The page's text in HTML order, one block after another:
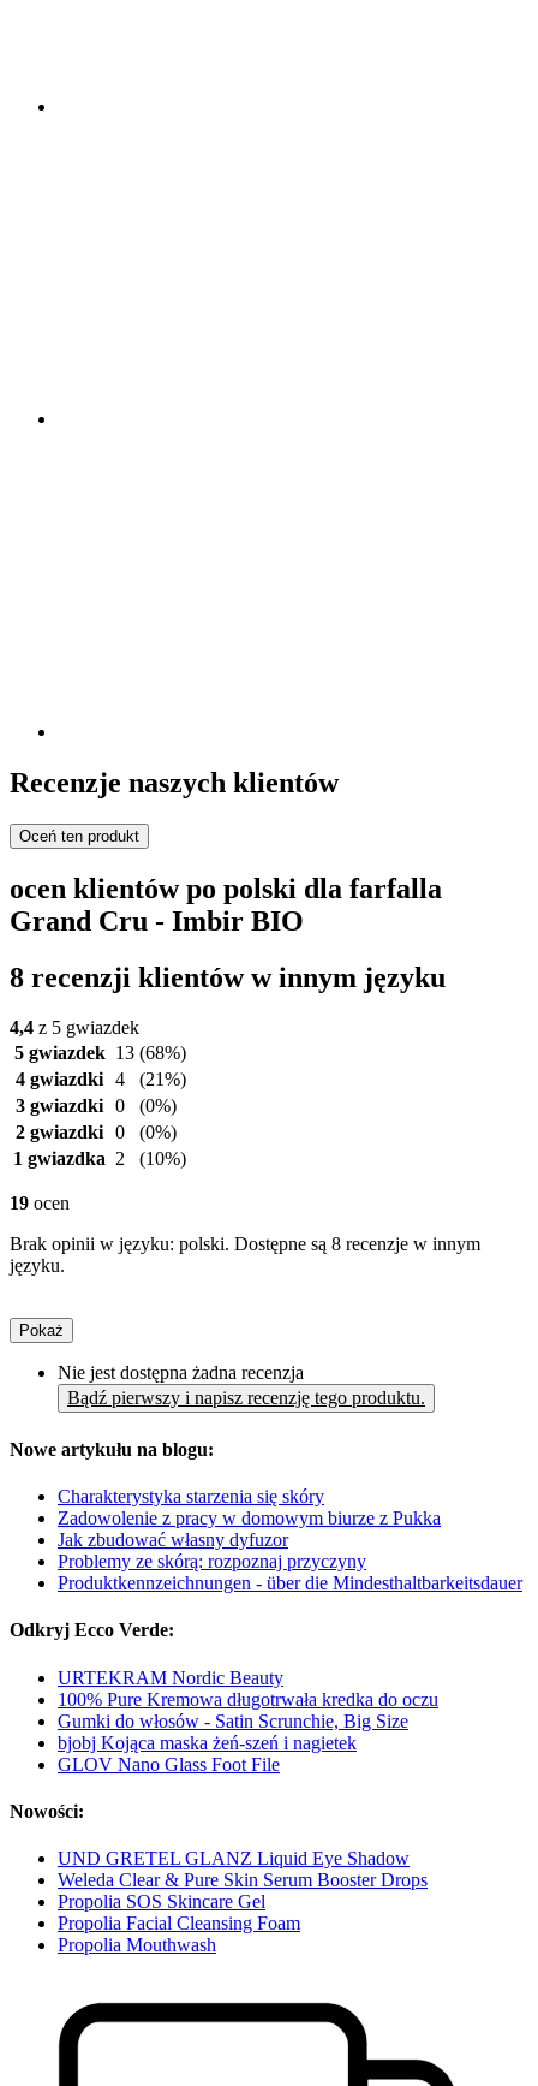
Recenzje naszych klientów
Oceń ten produkt
ocen klientów po polski dla farfalla
Grand Cru - Imbir BIO
8 recenzji klientów w innym języku
4,4 z 5 gwiazdek
5 gwiazdek 13 (68%)
4 gwiazdki 4
(21%)
3 gwiazdki 0
(0%)
2 gwiazdki 0
(0%)
1 gwiazdka 2 (10%)
19 ocen
Brak opinii w języku: polski. Dostępne są 8 recenzje w innym
języku.
Pokaż
Nie jest dostępna żadna recenzja
Bądź pierwszy i napisz recenzję tego produktu.
Nowe artykułu na blogu:
Charakterystyka starzenia się skóry
Zadowolenie z pracy w domowym biurze z Pukka
Jak zbudować własny dyfuzor
Problemy ze skórą: rozpoznaj przyczyny
Produktkennzeichnungen - über die Mindesthaltbarkeitsdauer
Odkryj Ecco Verde:
URTEKRAM Nordic Beauty
100% Pure Kremowa długotrwała kredka do oczu
Gumki do włosów - Satin Scrunchie, Big Size
bjobj Kojąca maska żeń-szeń i nagietek
GLOV Nano Glass Foot File
Nowości:
UND GRETEL GLANZ Liquid Eye Shadow
Weleda Clear & Pure Skin Serum Booster Drops
Propolia SOS Skincare Gel
Propolia Facial Cleansing Foam
Propolia Mouthwash